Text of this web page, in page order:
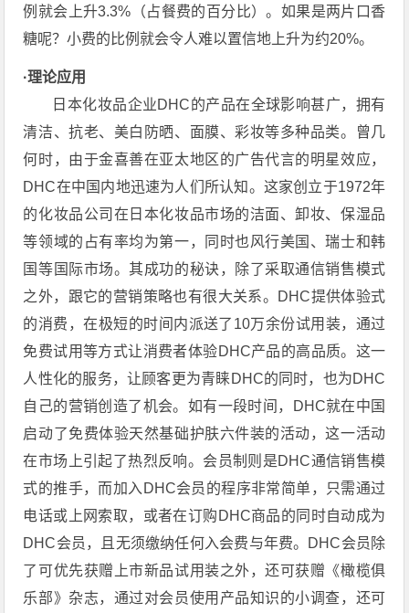
例就会上升3.3%（占餐费的百分比）。如果是两片口香
糖呢？小费的比例就会令人难以置信地上升为约20%。
·理论应用
日本化妆品企业DHC的产品在全球影响甚广，拥有
清洁、抗老、美白防晒、面膜、彩妆等多种品类。曾几
何时，由于金喜善在亚太地区的广告代言的明星效应，
DHC在中国内地迅速为人们所认知。这家创立于1972年
的化妆品公司在日本化妆品市场的洁面、卸妆、保湿品
等领域的占有率均为第一，同时也风行美国、瑞士和韩
国等国际市场。其成功的秘诀，除了采取通信销售模式
之外，跟它的营销策略也有很大关系。DHC提供体验式
的消费，在极短的时间内派送了10万余份试用装，通过
免费试用等方式让消费者体验DHC产品的高品质。这一
人性化的服务，让顾客更为青睐DHC的同时，也为DHC
自己的营销创造了机会。如有一段时间，DHC就在中国
启动了免费体验天然基础护肤六件装的活动，这一活动
在市场上引起了热烈反响。会员制则是DHC通信销售模
式的推手，而加入DHC会员的程序非常简单，只需通过
电话或上网索取，或者在订购DHC商品的同时自动成为
DHC会员，且无须缴纳任何入会费与年费。DHC会员除
了可优先获赠上市新品试用装之外，还可获赠《橄榄俱
乐部》杂志，通过对会员使用产品知识的小调查，还可